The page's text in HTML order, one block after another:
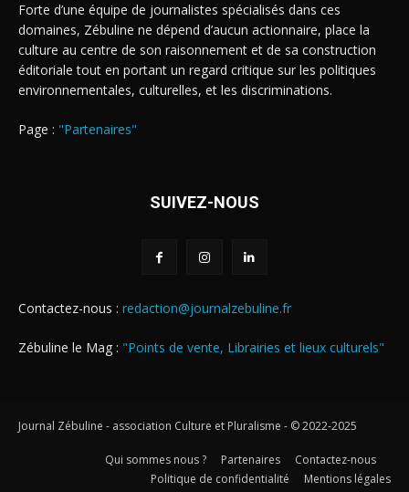
Forte d’une équipe de journalistes spécialisés dans ces
domaines, Zébuline ne dépend d’aucun actionnaire, place la
culture au centre de son raisonnement et de sa construction
éditoriale tout en portant un regard critique sur les politiques
environnementales, culturelles, et les discriminations.
Page : "Partenaires"
SUIVEZ-NOUS
Contactez-nous : redaction@journalzebuline.fr
Zébuline le Mag : "Points de vente, Librairies et lieux culturels"
Journal Zébuline - association Culture et Pluralisme - © 2022-2025
Qui sommes nous ? Partenaires
Contactez-nous
Politique de confidentialité
Mentions légales